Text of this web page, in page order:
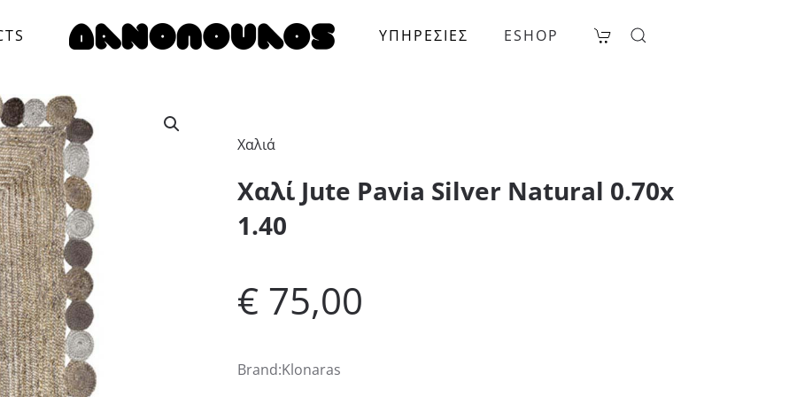
ΥΠΗΡΕΣΙΕΣ ESHOP
Χαλιά
Xαλί Jute Pavia Silver Natural 0.70x
1.40
€ 75,00
Brand:Klonaras